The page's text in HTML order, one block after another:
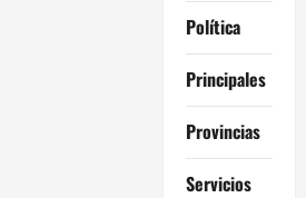
Política
Principales
Provincias
Servicios